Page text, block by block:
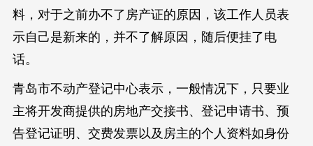
料，对于之前办不了房产证的原因，该工作人员表
示自己是新来的，并不了解原因，随后便挂了电
话。
青岛市不动产登记中心表示，一般情况下，只要业
主将开发商提供的房地产交接书、登记申请书、预
告登记证明、交费发票以及房主的个人资料如身份